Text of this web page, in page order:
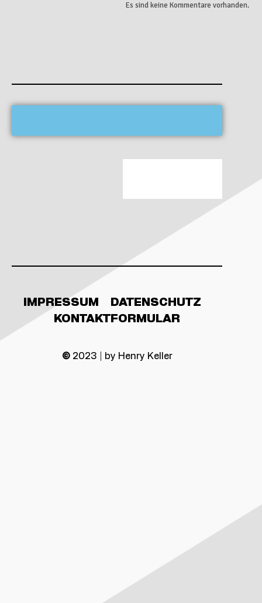
Es sind keine Kommentare vorhanden.
IMPRESSUM
DATENSCHUTZ
KONTAKTFORMULAR
©2023 | by Henry Keller